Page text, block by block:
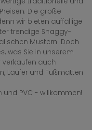
Die große
wir bieten auffällige
trendige Shaggy-
Mustern. Doch
was Sie in unserem
verkaufen auch
Läufer und Fußmatten
und PVC - willkommen!